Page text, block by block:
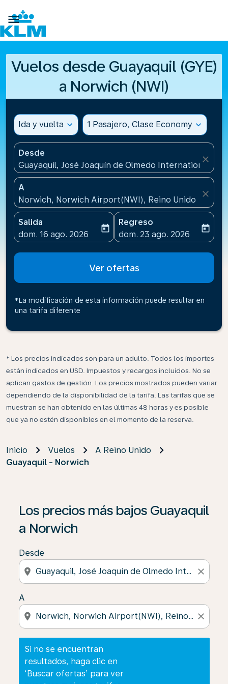

Vuelos desde Guayaquil (GYE)
a Norwich (NWI)
Ida y vuelta expand_more 1 Pasajero, Clase Economy expand_more
Desde
Guayaquil, José Joaquín de Olmedo International
close
A
Norwich, Norwich Airport(NWI), Reino Unido
close
Salida
fc-booking-departure-date-aria-label
dom. 16 ago. 2026
today
Regreso
fc-booking-return-date-
dom. 23 ago. 2026
today
Ver ofertas
*La modificación de esta información puede resultar en
una tarifa diferente
* Los precios indicados son para un adulto. Todos los importes
están indicados en USD. Impuestos y recargos incluidos. No se
aplican gastos de gestión. Los precios mostrados pueden variar
dependiendo de la disponibilidad de la tarifa. Las tarifas que se
muestran se han obtenido en las últimas 48 horas y es posible
que ya no estén disponibles en el momento de la reserva.
Inicio Vuelos
A Reino Unido
Guayaquil - Norwich
Los precios más bajos Guayaquil
a Norwich
Desde
location_on close
A
location_on close
Si no se encuentran
resultados, haga clic en
‘Buscar ofertas’ para ver
Si no se encuentran resultados, haga clic en ‘Buscar